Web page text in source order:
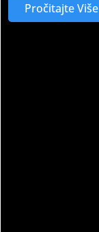
Pročitajte Više